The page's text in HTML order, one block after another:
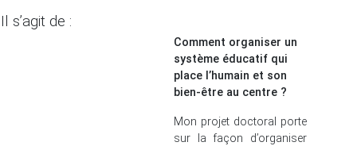
Il s’agit de :
Comment organiser un
système éducatif qui
place l’humain et son
bien-être au centre ?
Mon projet doctoral porte
sur la façon d’organiser